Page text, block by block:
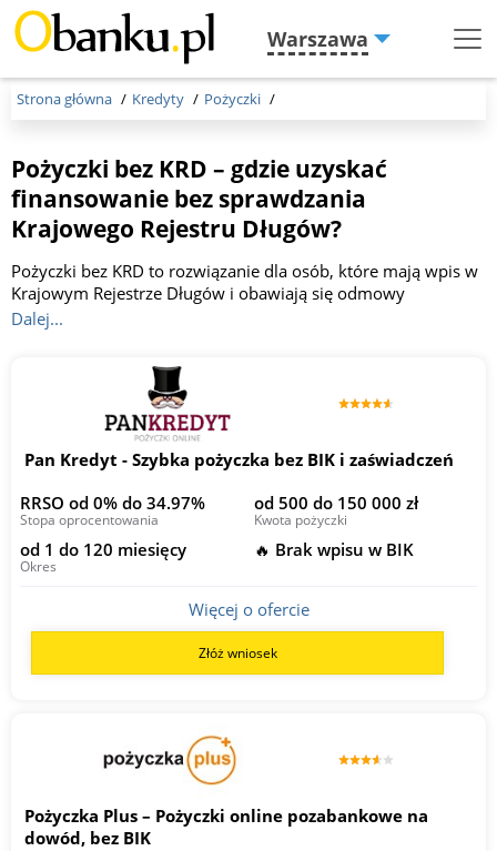
Warszawa
Menu
Strona główna Kredyty Pożyczki
Pożyczki bez KRD – gdzie uzyskać
finansowanie bez sprawdzania
Krajowego Rejestru Długów?
Pożyczki bez KRD to rozwiązanie dla osób, które mają wpis w
Krajowym Rejestrze Długów i obawiają się odmowy
finansowania. W naszym rankingu znajdziesz firmy
pożyczkowe oferujące szybkie pożyczki online, które nie
Dalej...
Pan Kredyt - Szybka pożyczka bez BIK i zaświadczeń
RRSO od 0% do 34.97%
Stopa oprocentowania
od 500 do 150 000 zł
Kwota pożyczki
od 1 do 120 miesięcy
Okres
🔥 Brak wpisu w BIK
Więcej o ofercie
Złóż wniosek
Pożyczka Plus – Pożyczki online pozabankowe na
dowód, bez BIK